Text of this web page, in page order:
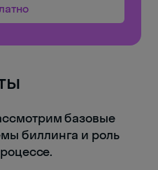
базовые
биллинга и роль